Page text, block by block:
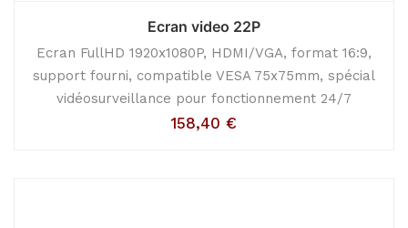
Ecran video 22P
Ecran FullHD 1920x1080P, HDMI/VGA, format 16:9,
support fourni, compatible VESA 75x75mm, spécial
vidéosurveillance pour fonctionnement 24/7
158,40 €